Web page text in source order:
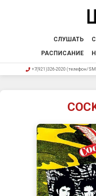
СЛУШАТЬ
РАСПИСАНИЕ
+7(921)326-2020 (телефон/